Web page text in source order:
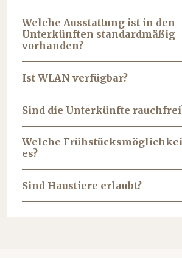
Welche Ausstattung ist in den
Unterkünften standardmäßig
vorhanden?
Ist WLAN verfügbar?
Sind die Unterkünfte
Welche
es?
Sind Haustiere erlaubt?